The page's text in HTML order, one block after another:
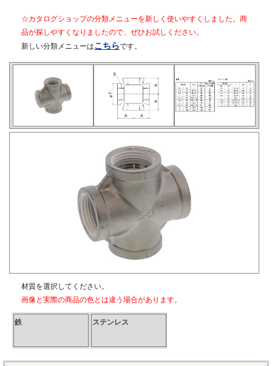
☆カタログショップの分類メニューを新しく使いやすくしました。商
品が探しやすくなりましたので、ぜひお試しください。
新しい分類メニューはこちらです。
材質を選択してください。
画像と実際の商品の色とは違う場合があります。
鉄 ステンレス